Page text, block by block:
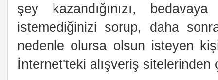
şey kazandığınızı,
istemediğinizi sorup, daha
nedenle olursa olsun isteyen
İnternet'teki alışveriş